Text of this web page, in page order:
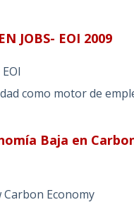
JOBS- EOI 2009
como motor de
Baja en
Economy